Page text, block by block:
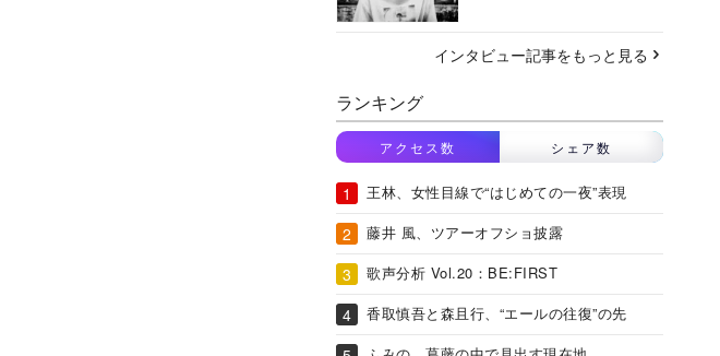
インタビュー記事をもっと見る
ランキング
アクセス数 シェア数
王林、女性目線で“はじめての一夜”表現
藤井 風、ツアーオフショ披露
歌声分析 Vol.20：BE:FIRST
香取慎吾と森且行、“エールの往復”の先